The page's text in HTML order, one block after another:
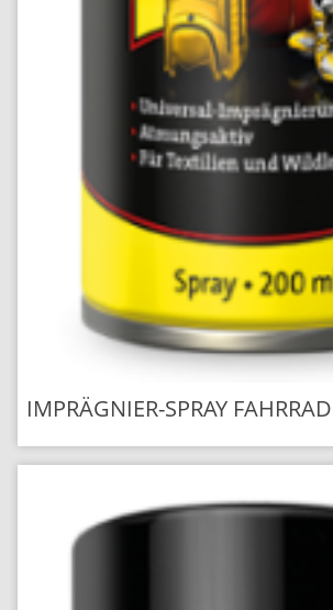
IMPRÄGNIER-SPRAY FAHRRAD